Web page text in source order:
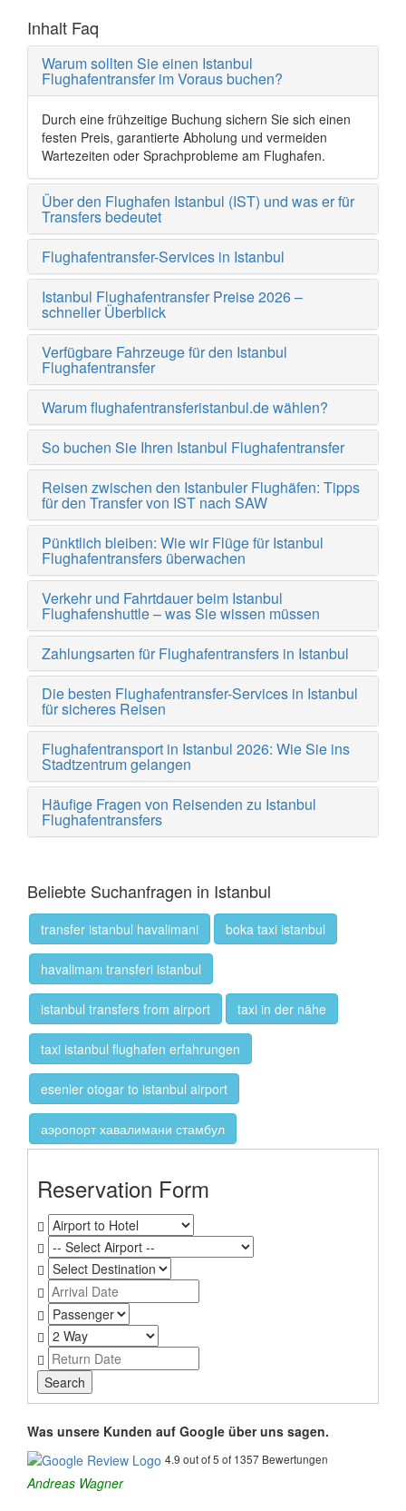
Inhalt Faq
Warum sollten Sie einen Istanbul
Flughafentransfer im Voraus buchen?
Durch eine frühzeitige Buchung sichern Sie sich einen
festen Preis, garantierte Abholung und vermeiden
Wartezeiten oder Sprachprobleme am Flughafen.
Über den Flughafen Istanbul (IST) und was er für
Transfers bedeutet
Flughafentransfer-Services in Istanbul
Istanbul Flughafentransfer Preise 2026 –
schneller Überblick
Verfügbare Fahrzeuge für den Istanbul
Flughafentransfer
Warum flughafentransferistanbul.de wählen?
So buchen Sie Ihren Istanbul Flughafentransfer
Reisen zwischen den Istanbuler Flughäfen: Tipps
für den Transfer von IST nach SAW
Pünktlich bleiben: Wie wir Flüge für Istanbul
Flughafentransfers überwachen
Verkehr und Fahrtdauer beim Istanbul
Flughafenshuttle – was Sie wissen müssen
Zahlungsarten für Flughafentransfers in Istanbul
Die besten Flughafentransfer-Services in Istanbul
für sicheres Reisen
Flughafentransport in Istanbul 2026: Wie Sie ins
Stadtzentrum gelangen
Häufige Fragen von Reisenden zu Istanbul
Flughafentransfers
Beliebte Suchanfragen in Istanbul
transfer istanbul havalimani boka taxi istanbul
havalimanı transferi istanbul
istanbul transfers from airport taxi in der nähe
taxi istanbul flughafen erfahrungen
esenler otogar to istanbul airport
аэропорт хавалимани стамбул
Reservation Form
Was unsere Kunden auf Google über uns sagen.
4.9 out of 5 of 1357 Bewertungen
Andreas Wagner